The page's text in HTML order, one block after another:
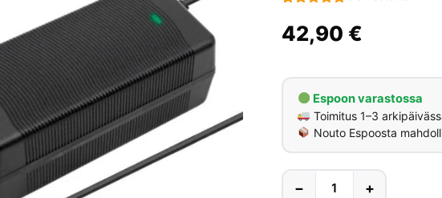
5:stä
perustuen
42,90 €
Espoon varastossa
Toimitus 1–3
Nouto Espoosta
− +